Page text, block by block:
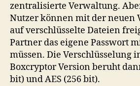
zentralisierte Verwaltung.
Nutzer können mit der neuen
auf verschlüsselte Dateien
Partner das eigene Passwort
müssen. Die Verschlüsselung
Boxcryptor Version beruht
bit) und AES (256 bit).